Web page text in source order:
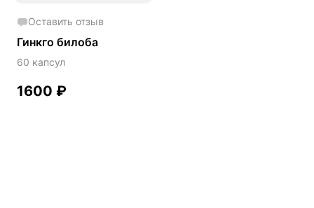
Антипаразит
Антистресс
Оставить отзыв
Гинкго билоба
60 капсул
1600 ₽